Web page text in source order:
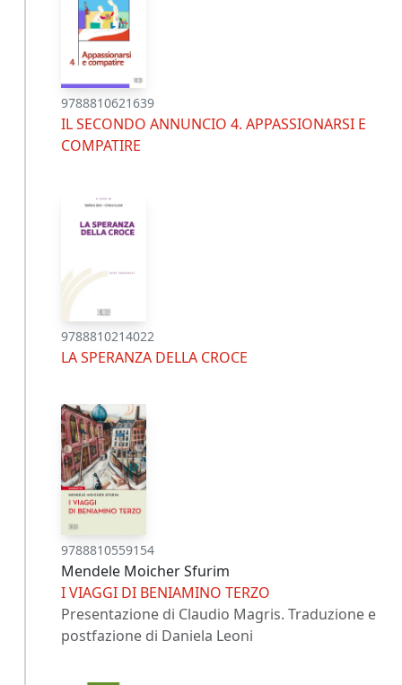
9788810621639
IL SECONDO ANNUNCIO 4. APPASSIONARSI E
COMPATIRE
9788810214022
LA SPERANZA DELLA CROCE
9788810559154
Mendele Moicher Sfurim
I VIAGGI DI BENIAMINO TERZO
Presentazione di Claudio Magris. Traduzione e
postfazione di Daniela Leoni